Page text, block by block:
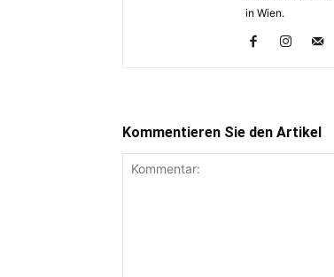
in Wien.
Kommentieren Sie den Artikel